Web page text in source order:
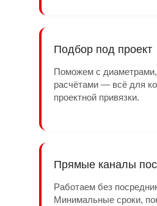
Подбор под проект
Поможем с
расчётами — всё для
проектной привязки.
Прямые каналы
Работаем без
Минимальные сроки,